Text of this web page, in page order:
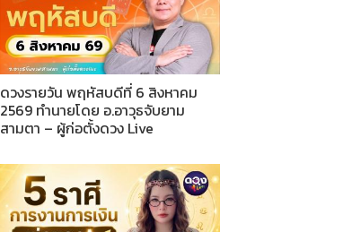
ดวงรายวัน พฤหัสบดีที่ 6 สิงหาคม
2569 ทำนายโดย อ.อาวุธจับยาม
สามตา – ผู้ก่อตั้งดวง Live